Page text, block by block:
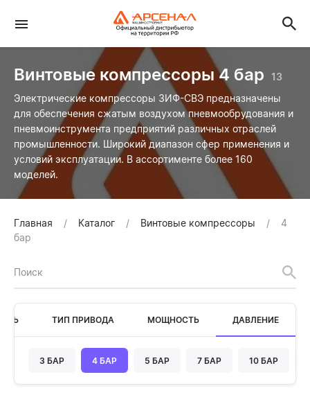
Винтовые компрессоры 4 бар
13
Электрические компрессоры ЗИФ-СВЭ предназначены
для обеспечения сжатым воздухом пневмообрудования и
пневмоинструмента предприятий различных отраслей
промышленности. Широкий диапазон сфер применения и
условий эксплуатации. В ассортименте более 160
моделей.
Главная Каталог Винтовые компрессоры
4
бар
ТИП ПРИВОДА МОЩНОСТЬ ДАВЛЕНИЕ
3 БАР 4 БАР 5 БАР 7 БАР 10 БАР